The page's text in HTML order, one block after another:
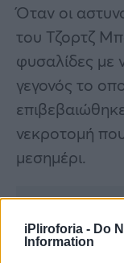
iPliroforia - Do
Information
Όταν οι
του Τζορτζ
φυσαλίδες με
γεγονός το
νεκροτομή
μεσημέρι.
Δήμητρα